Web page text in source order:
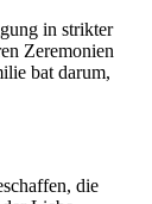
in strikter
Zeremonien
bat darum,
die